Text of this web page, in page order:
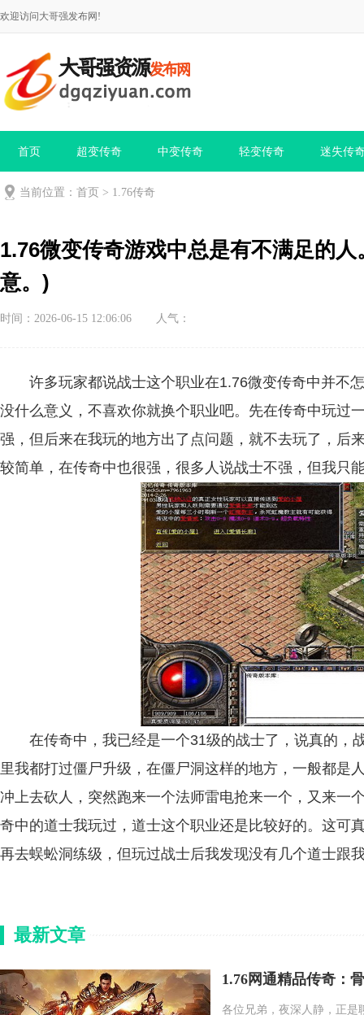
欢迎访问大哥强发布网!
首页 超变传奇 中变传奇 轻变传奇 迷失传
当前位置： 首页 > 1.76传奇
1.76微变传奇游戏中总是有不满足的
意。)
时间：2026-06-15 12:06:06 人气：
许多玩家都说战士这个职业在1.76微变传奇中并不
没什么意义，不喜欢你就换个职业吧。先在传奇中玩过
强，但后来在我玩的地方出了点问题，就不去玩了，后
较简单，在传奇中也很强，很多人说战士不强，但我只
在传奇中，我已经是一个31级的战士了，说真的，
里我都打过僵尸升级，在僵尸洞这样的地方，一般都是
冲上去砍人，突然跑来一个法师雷电抢来一个，又来一
奇中的道士我玩过，道士这个职业还是比较好的。这可
再去蜈蚣洞练级，但玩过战士后我发现没有几个道士跟
最新文章
1.76网通精品传奇：
各位兄弟，夜深人静，正是